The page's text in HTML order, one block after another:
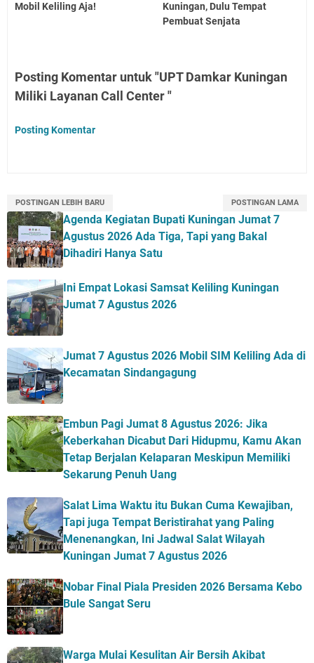
Mobil Keliling Aja!
Kuningan, Dulu Tempat
Pembuat Senjata
Posting Komentar untuk "UPT Damkar Kuningan
Miliki Layanan Call Center "
Posting Komentar
POSTINGAN LEBIH BARU POSTINGAN LAMA
Agenda Kegiatan Bupati Kuningan Jumat 7
Agustus 2026 Ada Tiga, Tapi yang Bakal
Dihadiri Hanya Satu
Ini Empat Lokasi Samsat Keliling Kuningan
Jumat 7 Agustus 2026
Jumat 7 Agustus 2026 Mobil SIM Keliling Ada di
Kecamatan Sindangagung
Embun Pagi Jumat 8 Agustus 2026: Jika
Keberkahan Dicabut Dari Hidupmu, Kamu Akan
Tetap Berjalan Kelaparan Meskipun Memiliki
Sekarung Penuh Uang
Salat Lima Waktu itu Bukan Cuma Kewajiban,
Tapi juga Tempat Beristirahat yang Paling
Menenangkan, Ini Jadwal Salat Wilayah
Kuningan Jumat 7 Agustus 2026
Nobar Final Piala Presiden 2026 Bersama Kebo
Bule Sangat Seru
Warga Mulai Kesulitan Air Bersih Akibat